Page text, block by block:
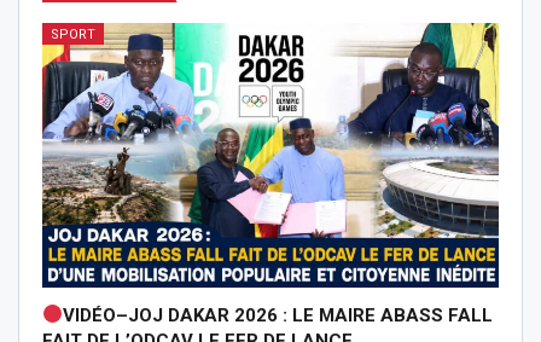
SPORT
VIDÉO–JOJ DAKAR 2026 : LE MAIRE ABASS FALL